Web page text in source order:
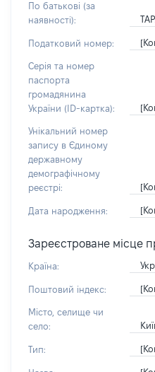
По батькові (за
наявності):
Податковий номер:
Серія та номер
паспорта
громадянина
України (ID-картка):
Унікальний номер
запису в Єдиному
державному
демографічному
реєстрі:
Дата народження:
Зареєстроване місце
Країна:
Поштовий індекс:
Місто, селище чи
село:
Тип: